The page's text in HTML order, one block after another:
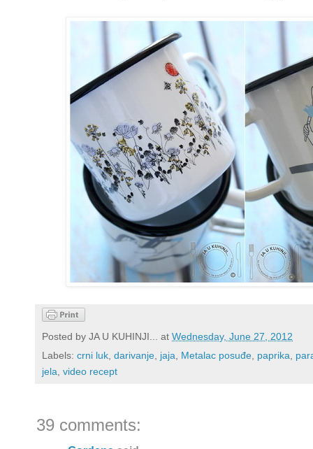
Posted by JA U KUHINJI... at Wednesday, June 27, 2012
Labels: crni luk, darivanje, jaja, Metalac posuđe, paprika,
jela, video recept
39 comments: